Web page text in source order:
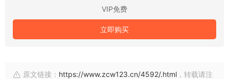
VIP免费
立即购买
原文链接： https://www.zcw123.cn/4592/.html ，转载请注